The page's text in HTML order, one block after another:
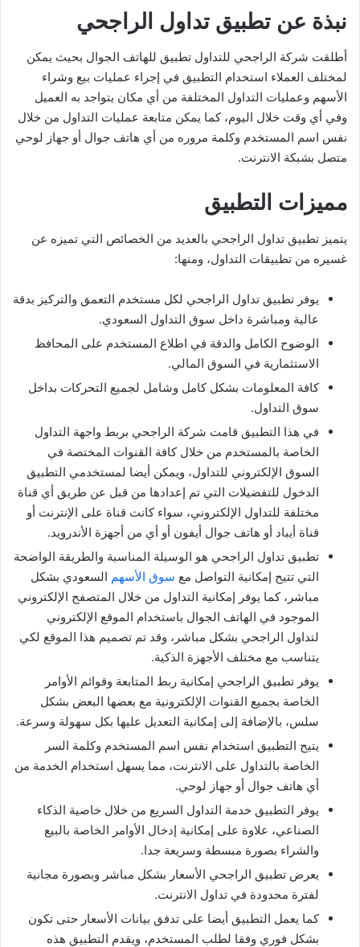
نبذة عن تطبيق تداول الراجحي
أطلقت شركة الراجحي للتداول تطبيق للهاتف الجوال بحيث يمكن
لمختلف العملاء استخدام التطبيق في إجراء عمليات بيع وشراء
الأسهم وعمليات التداول المختلفة من أي مكان يتواجد به العميل
وفي أي وقت خلال اليوم، كما يمكن متابعة عمليات التداول من خلال
نفس اسم المستخدم وكلمة مروره من أي هاتف جوال أو جهاز لوحي
متصل بشبكة الانترنت.
مميزات التطبيق
يتميز تطبيق تداول الراجحي بالعديد من الخصائص التي تميزه عن
غسيره من تطبيقات التداول، ومنها:
يوفر تطبيق تداول الراجحي لكل مستخدم التعمق والتركيز بدقة
عالية ومباشرة داخل سوق التداول السعودي.
الوضوح الكامل والدقة في اطلاع المستخدم على المحافظ
الاستثمارية في السوق المالي.
كافة المعلومات بشكل كامل وشامل لجميع التحركات بداخل
سوق التداول.
في هذا التطبيق قامت شركة الراجحي بربط واجهة التداول
الخاصة بالمستخدم من خلال كافة القنوات المختصة في
السوق الإلكتروني للتداول، ويمكن أيضا لمستخدمي التطبيق
الدخول للتفضيلات التي تم إعدادها من قبل عن طريق أي قناة
مختلفة للتداول الإلكتروني، سواء كانت قناة على الإنترنت أو
قناة أيباد أو هاتف جوال أيفون أو أي من أجهزة الأندرويد.
تطبيق تداول الراجحي هو الوسيلة المناسبة والطريقة الواضحة
التي تتيح إمكانية التواصل مع سوق الأسهم السعودي بشكل
مباشر، كما يوفر إمكانية التداول من خلال المتصفح الإلكتروني
الموجود في الهاتف الجوال باستخدام الموقع الإلكتروني
لتداول الراجحي بشكل مباشر، وقد تم تصميم هذا الموقع لكي
يتناسب مع مختلف الأجهزة الذكية.
يوفر تطبيق الراجحي إمكانية ربط المتابعة وقوائم الأوامر
الخاصة بجميع القنوات الإلكترونية مع بعضها البعض بشكل
سلس، بالإضافة إلى إمكانية التعديل عليها بكل سهولة وسرعة.
يتيح التطبيق استخدام نفس اسم المستخدم وكلمة السر
الخاصة بالتداول على الانترنت، مما يسهل استخدام الخدمة من
أي هاتف جوال أو جهاز لوحي.
يوفر التطبيق خدمة التداول السريع من خلال خاصية الذكاء
الصناعي، علاوة على إمكانية إدخال الأوامر الخاصة بالبيع
والشراء بصورة مبسطة وسريعة جدا.
يعرض تطبيق الراجحي الأسعار بشكل مباشر وبصورة مجانية
لفترة محدودة في تداول الانترنت.
كما يعمل التطبيق أيضا على تدفق بيانات الأسعار حتى تكون
بشكل فوري وفقا لطلب المستخدم، ويقدم التطبيق هذه